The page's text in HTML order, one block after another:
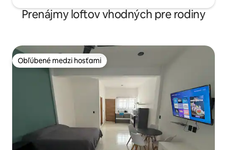
Prenájmy loftov vhodných pre rodiny
Obľúbené medzi hosťami
Obľúbené medzi hosťami